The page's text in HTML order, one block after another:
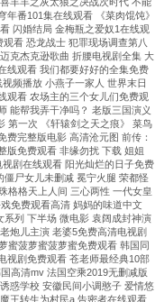
番101集在线观看 《菜肉馄饨》
闪婚结局 金梅瓶之爱奴1在线观
看 恐龙战士 犯罪现场调查第八
克杰克逊歌曲 折腰电视剧全集 大
线观看 我们都要好好的全集免费
频播放 小燕子一家人 世界末日
观看 农场主的三个女儿们免费观
能帮我弄干净吗？ 老版三国演义
第一次 《轩辕剑之天之痕》 菜鸟
完整版电影 高清沧元图 前传：
版免费观看 非缘勿扰 下载 姐姐
剧在线观看 阳光灿烂的日子免费
尸女儿未删减 冕宁火腿 荣都怪
格格天上人间 三心两性 一代女皇
免费观看高清 妈妈的味道中文
列 下半场 微电影 袁阔成封神演
炮儿主演 老婆5免费高清电视剧
蜜菠萝蜜菠萝蜜免费观看 韩国同
视剧免费观看 苍老师最经典10部
高清mv 法国空乘2019无删减版
惑学校 安徽民间小调憨子 爱情悠
王转生为村民a 告密者在线观看